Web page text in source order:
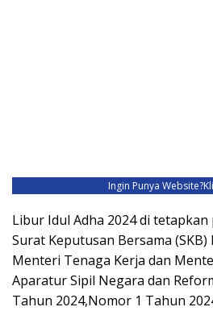
Ingin Punya Website?
Libur Idul Adha 2024 di
Surat Keputusan Bersama
Menteri Tenaga Kerja dan
Aparatur Sipil Negara dan
Tahun 2024,Nomor 1 Tahun